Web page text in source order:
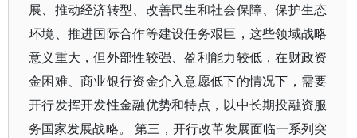
展、推动经济转型、改善民生和社会保障、保护生态
环境、推进国际合作等建设任务艰巨，这些领域战略
意义重大，但外部性较强、盈利能力较低，在财政资
金困难、商业银行资金介入意愿低下的情况下，需要
开行发挥开发性金融优势和特点，以中长期投融资服
务国家发展战略。 第三，开行改革发展面临一系列突